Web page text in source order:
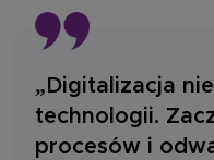
„Digitalizacja
technologii.
procesów i